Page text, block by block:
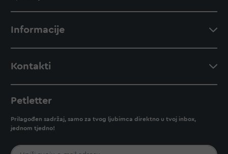
Informacije
Kontakti
Petletter
Prilagođen sadržaj, samo za tvog ljubimca direktno u tvoj inbox,
jednom tjedno!